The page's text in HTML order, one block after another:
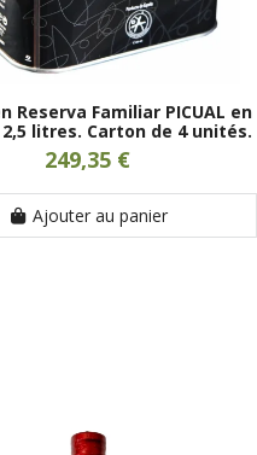
Reserva Familiar PICUAL en
litres. Carton de 4 unités.
249,35 €
Ajouter au panier